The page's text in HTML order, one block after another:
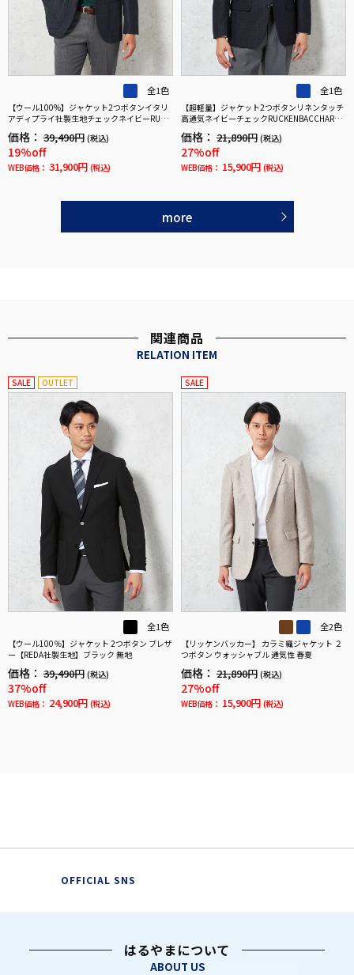
全1色
【ウール100%】ジャケット2つボタンイタリ
アディプライ社製生地チェックネイビーRUCK
価格： 39,490円 (税込)
19%off
WEB価格： 31,900円 (税込)
全1色
【超軽量】ジャケット2つボタンリネンタッチ
高通気ネイビーチェックRUCKENBACCHAR春
価格： 21,890円 (税込)
27%off
WEB価格： 15,900円 (税込)
more
関連商品
RELATION ITEM
SALE OUTLET
全1色
【ウール100％】ジャケット 2つボタン ブレザ
ー【REDA社製生地】ブラック 無地
価格： 39,490円 (税込)
37%off
WEB価格： 24,900円 (税込)
SALE
全2色
【リッケンバッカー】 カラミ織ジャケット ２
つボタン ウォッシャブル 通気性 春夏
価格： 21,890円 (税込)
27%off
WEB価格： 15,900円 (税込)
OFFICIAL SNS
はるやまについて
ABOUT US